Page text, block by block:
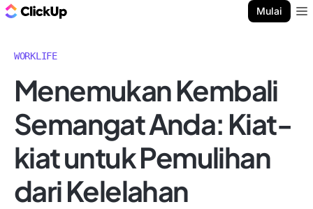
Mulai
WORKLIFE
Menemukan Kembali
Semangat Anda: Kiat-
kiat untuk Pemulihan
dari Kelelahan